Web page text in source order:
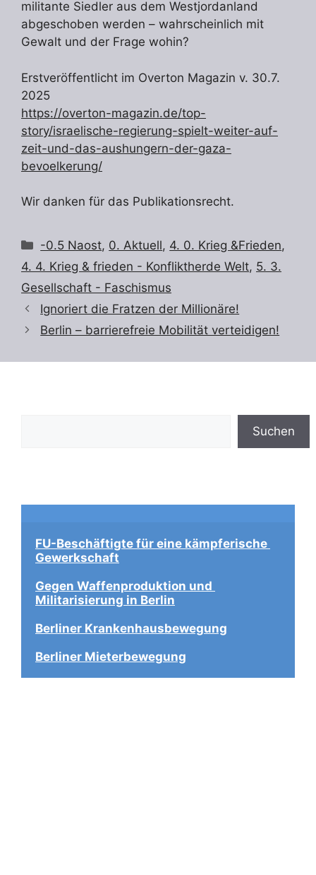
militante Siedler aus dem Westjordanland
abgeschoben werden – wahrscheinlich mit
Gewalt und der Frage wohin?
Erstveröffentlicht im Overton Magazin v. 30.7.
2025
https://overton-magazin.de/top-
story/israelische-regierung-spielt-weiter-auf-
zeit-und-das-aushungern-der-gaza-
bevoelkerung/
Wir danken für das Publikationsrecht.
Kategorien
-0.5 Naost, 0. Aktuell, 4. 0. Krieg &Frieden,
4. 4. Krieg & frieden - Konfliktherde Welt, 5. 3.
Gesellschaft - Faschismus
Ignoriert die Fratzen der Millionäre!
Berlin – barrierefreie Mobilität verteidigen!
Suchen
FU-Beschäftigte für eine kämpferische
Gewerkschaft
Gegen Waffenproduktion und
Militarisierung in Berlin
Berliner Krankenhausbewegung
Berliner Mieterbewegung